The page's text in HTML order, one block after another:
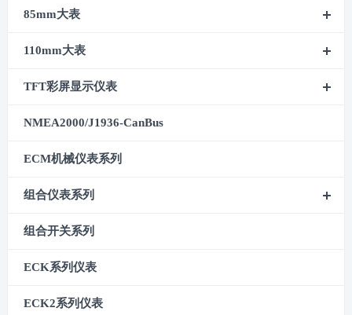
85mm大表
110mm大表
TFT彩屏显示仪表
NMEA2000/J1936-CanBus
ECM机械仪表系列
组合仪表系列
组合开关系列
ECK系列仪表
ECK2系列仪表